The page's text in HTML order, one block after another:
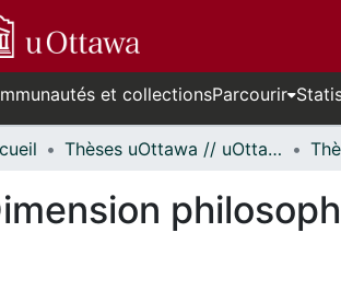
et collectionsParcourir
Thèses uOttawa // uOttawa Theses